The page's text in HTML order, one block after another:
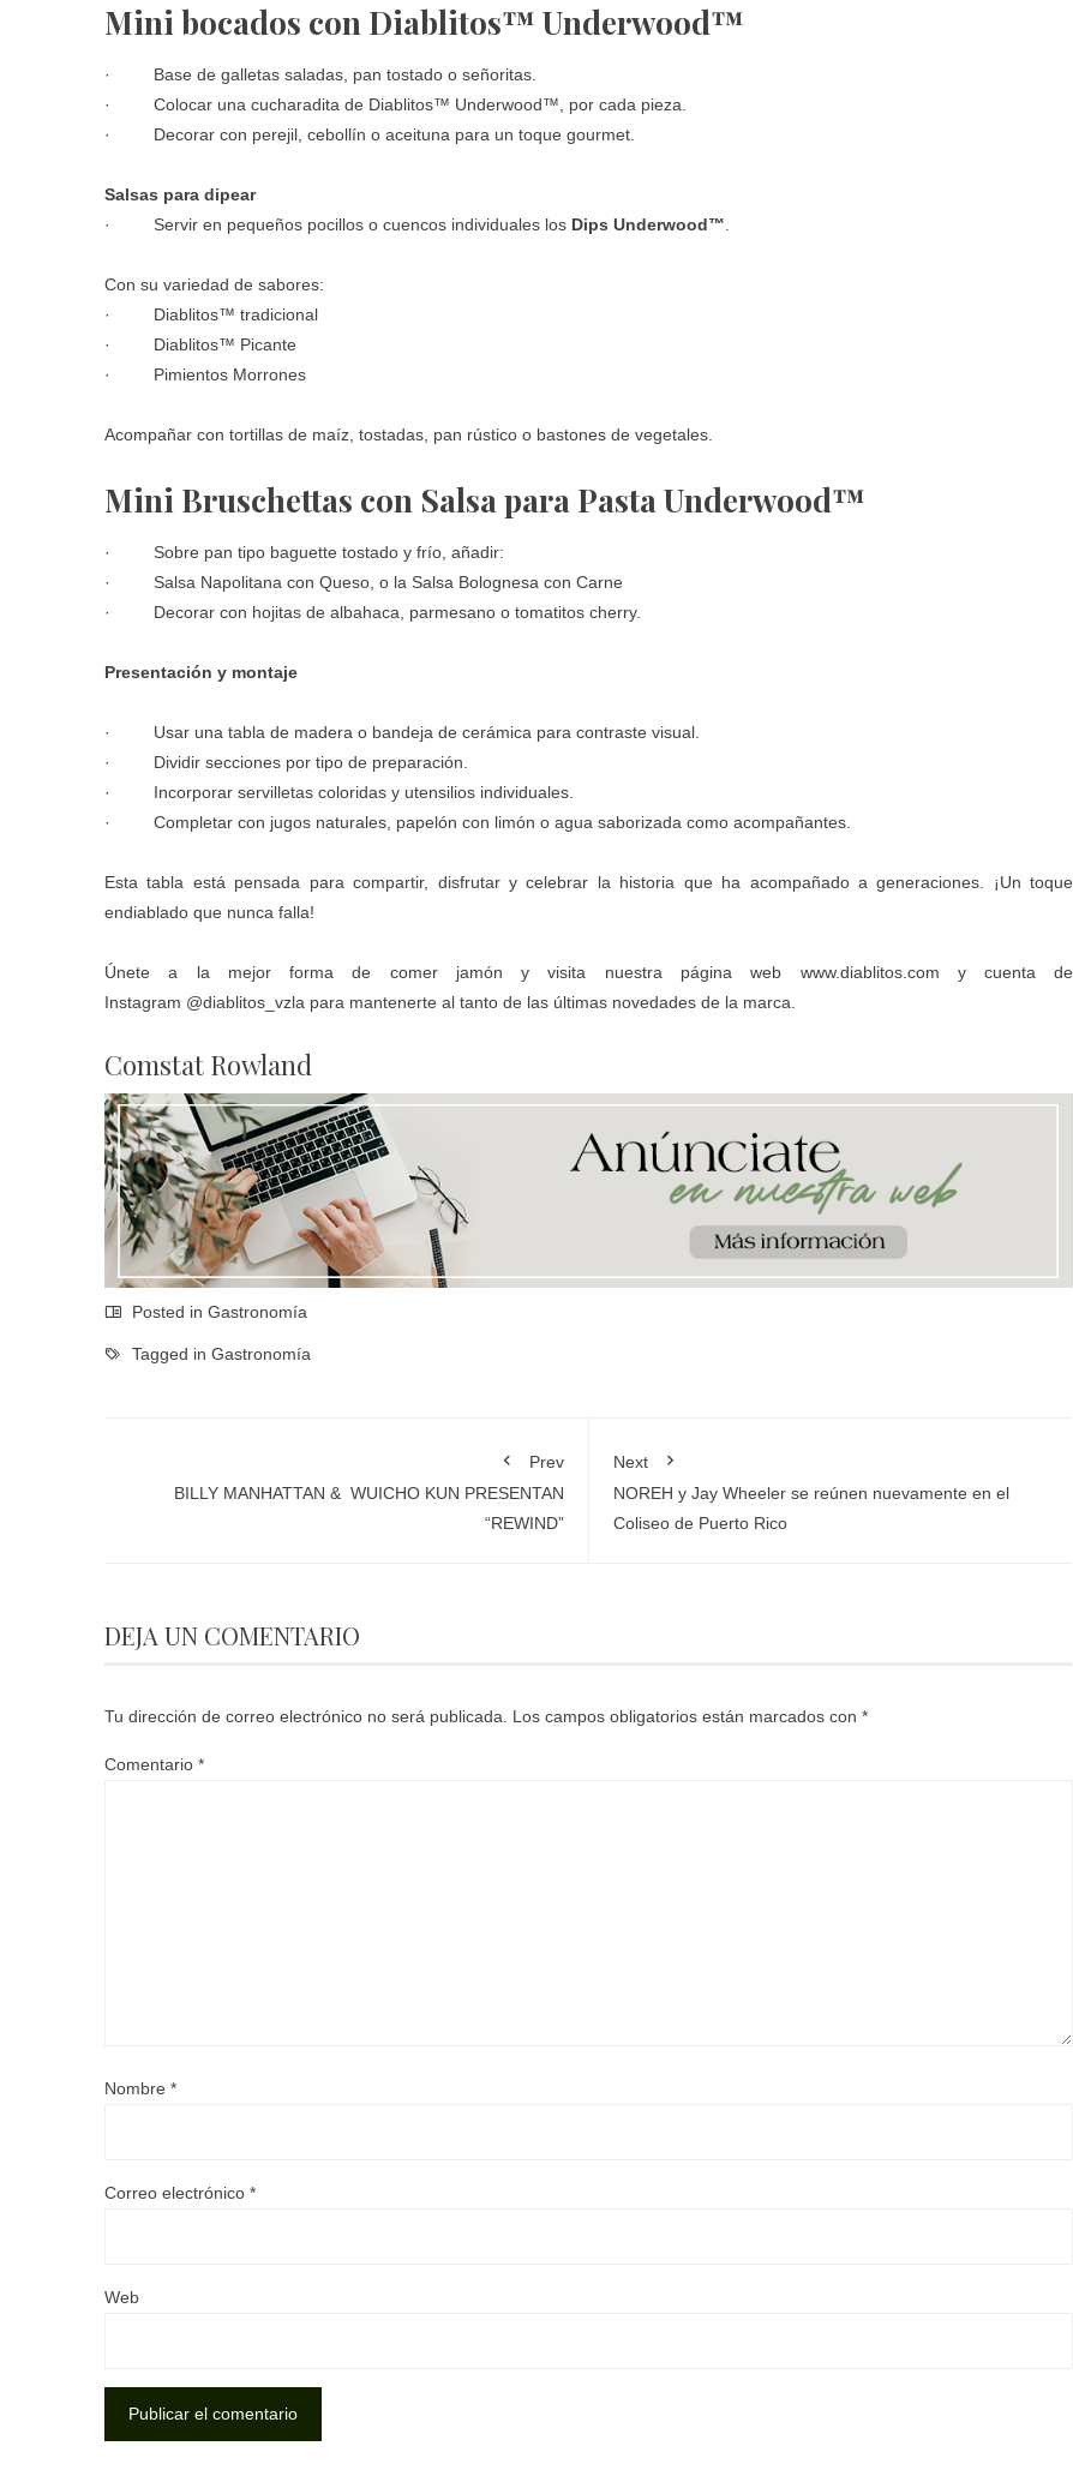
Mini bocados con Diablitos™ Underwood™
· Base de galletas saladas, pan tostado o señoritas.
· Colocar una cucharadita de Diablitos™ Underwood™ , por cada pieza.
· Decorar con perejil, cebollín o aceituna para un toque gourmet.
Salsas para dipear
· Servir en pequeños pocillos o cuencos individuales los Dips Underwood™
Con su variedad de sabores:
· Diablitos™ tradicional
· Diablitos™ Picante
· Pimientos Morrones
Acompañar con tortillas de maíz, tostadas, pan rústico o bastones de vegetales.
Mini Bruschettas con Salsa para Pasta Underwood™
· Sobre pan tipo baguette tostado y frío, añadir:
· Salsa Napolitana con Queso, o la Salsa Bolognesa con Carne
· Decorar con hojitas de albahaca, parmesano o tomatitos cherry.
Presentación y montaje
· Usar una tabla de madera o bandeja de cerámica para contraste visual.
· Dividir secciones por tipo de preparación.
· Incorporar servilletas coloridas y utensilios individuales.
· Completar con jugos naturales, papelón con limón o agua saborizada como acompañantes.
Esta tabla está pensada para compartir, disfrutar y celebrar la historia que ha acompañado a generaciones. ¡Un toque
endiablado que nunca falla!
Únete a la mejor forma de comer jamón y visita nuestra página web www.diablitos.com y cuenta de
Instagram @diablitos_vzla para mantenerte al tanto de las últimas novedades de la marca.
Comstat Rowland
Posted in Gastronomía
Tagged in Gastronomía
Prev
BILLY MANHATTAN & WUICHO KUN PRESENTAN
“REWIND”
Next
NOREH y Jay Wheeler se reúnen nuevamente en el
Coliseo de Puerto Rico
DEJA UN COMENTARIO
Tu dirección de correo electrónico no será publicada. Los campos obligatorios están marcados con *
Comentario *
Nombre *
Correo electrónico *
Web